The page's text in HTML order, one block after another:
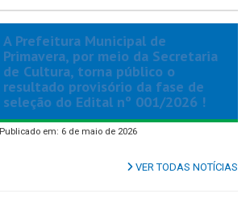
A Prefeitura Municipal de
Primavera, por meio da Secretaria
de Cultura, torna público o
resultado provisório da fase de
seleção do Edital nº 001/2026 !
Publicado em: 6 de maio de 2026
VER TODAS NOTÍCIAS